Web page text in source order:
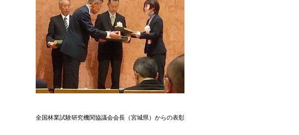
全国林業試験研究機関協議会会長（宮城県）からの表彰